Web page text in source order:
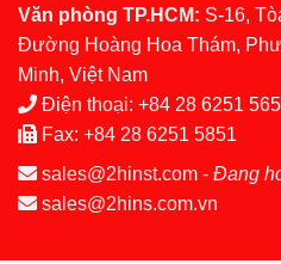
Văn phòng TP.HCM: S-16,
Đường Hoàng Hoa Thám,
Minh, Việt Nam
Điện thoại: +84 28 6251
Fax: +84 28 6251 5851
sales@2hinst.com - Đang
sales@2hins.com.vn